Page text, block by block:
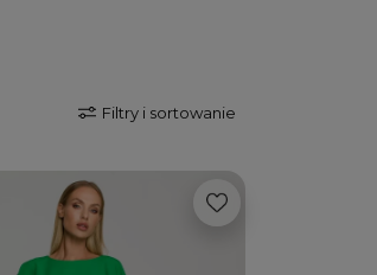
Filtry i sortowanie